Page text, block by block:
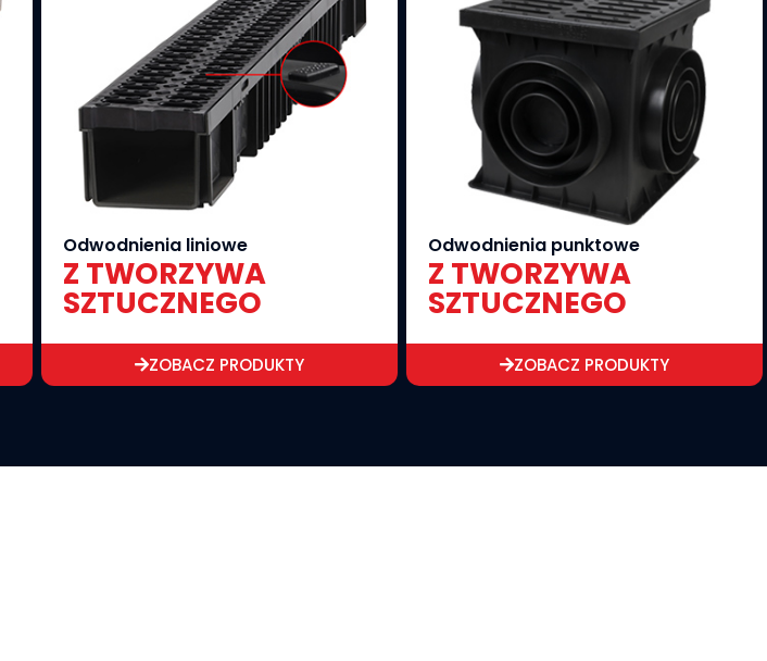
Odwodnienia liniowe
Z TWORZYWA
SZTUCZNEGO
ZOBACZ PRODUKTY
Odwodnienia punktowe
Z TWORZYWA
SZTUCZNEGO
ZOBACZ PRODUKTY